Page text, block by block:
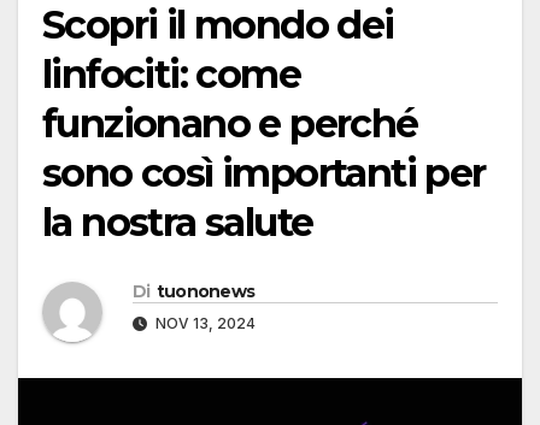
Scopri il mondo dei
linfociti: come
funzionano e perché
sono così importanti per
la nostra salute
Di tuononews
NOV 13, 2024